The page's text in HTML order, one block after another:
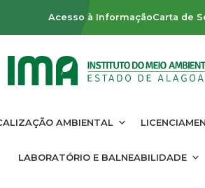
Acesso à InformaçãoCarta de
AMBIENTAL
LABORATÓRIO E BALNEABILIDADE